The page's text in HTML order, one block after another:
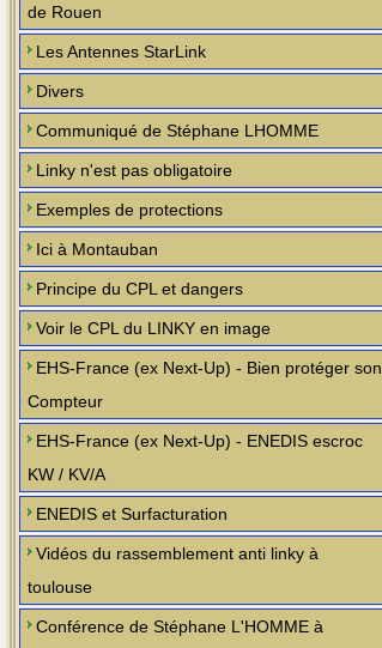
de Rouen
Les Antennes StarLink
Divers
Communiqué de Stéphane LHOMME
Linky n'est pas obligatoire
Exemples de protections
Ici à Montauban
Principe du CPL et dangers
Voir le CPL du LINKY en image
EHS-France (ex Next-Up) - Bien protéger son
Compteur
EHS-France (ex Next-Up) - ENEDIS escroc
KW / KV/A
ENEDIS et Surfacturation
Vidéos du rassemblement anti linky à
toulouse
Conférence de Stéphane L'HOMME à